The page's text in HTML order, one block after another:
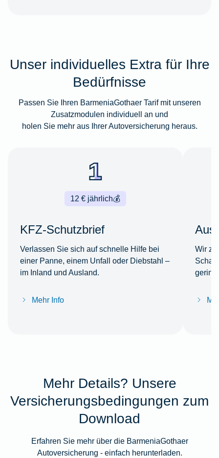
Unser individuelles Extra für Ihre
Bedürfnisse
Passen Sie Ihren BarmeniaGothaer Tarif mit unseren
Zusatzmodulen individuell an und
holen Sie mehr aus Ihrer Autoversicherung heraus.
💰
12 € jährlich
KFZ-Schutzbrief
Verlassen Sie sich auf schnelle Hilfe bei
einer Panne, einem Unfall oder Diebstahl –
im Inland und Ausland.
Mehr Info
Wir
Mehr Details? Unsere
Versicherungsbedingungen zum
Download
Erfahren Sie mehr über die BarmeniaGothaer
Autoversicherung - einfach herunterladen.